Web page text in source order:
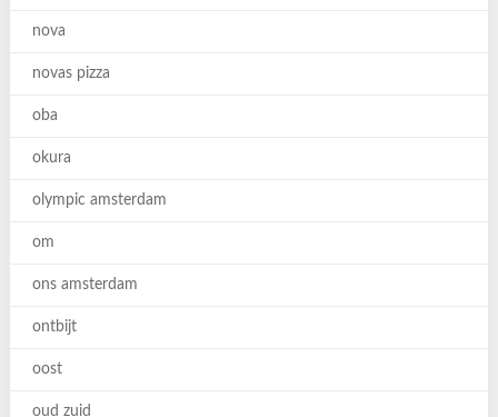
nova
novas pizza
oba
okura
olympic amsterdam
om
ons amsterdam
ontbijt
oost
oud zuid